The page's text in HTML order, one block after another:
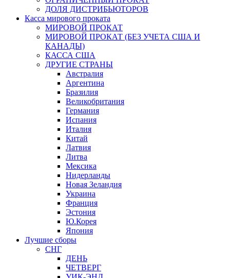
ДОЛЯ ДИСТРИБЬЮТОРОВ
Касса мирового проката
МИРОВОЙ ПРОКАТ
МИРОВОЙ ПРОКАТ (БЕЗ УЧЕТА США И
КАНАДЫ)
КАССА США
ДРУГИЕ СТРАНЫ
Австралия
Аргентина
Бразилия
Великобритания
Германия
Испания
Италия
Китай
Латвия
Литва
Мексика
Нидерланды
Новая Зеландия
Украина
Франция
Эстония
Ю.Корея
Япония
Лучшие сборы
СНГ
ДЕНЬ
ЧЕТВЕРГ